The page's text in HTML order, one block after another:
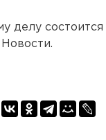
делу состоится